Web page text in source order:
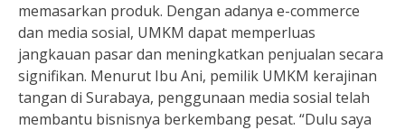
memasarkan produk. Dengan adanya e-commerce
dan media sosial, UMKM dapat memperluas
jangkauan pasar dan meningkatkan penjualan secara
signifikan. Menurut Ibu Ani, pemilik UMKM kerajinan
tangan di Surabaya, penggunaan media sosial telah
membantu bisnisnya berkembang pesat. “Dulu saya